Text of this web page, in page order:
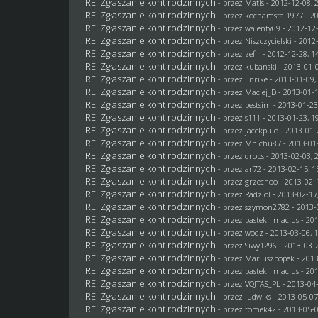
- przez Matis - 2012-12-08,
RE: Zgłaszanie kont rodzinnych - przez kochamstal1977 -
RE: Zgłaszanie kont rodzinnych - przezwalenty69 - 2012-
RE: Zgłaszanie kont rodzinnych - przez Niszczycielski -
RE: Zgłaszanie kont rodzinnych - przez zefir - 2012-12-28,
RE: Zgłaszanie kont rodzinnych - przez kubanski - 2013-01-
RE: Zgłaszanie kont rodzinnych - przez Enrike - 2013-01-
RE: Zgłaszanie kont rodzinnych - przez Maciej_D - 2013-01-
RE: Zgłaszanie kont rodzinnych - przez bestsim - 2013-01-
RE: Zgłaszanie kont rodzinnych - przezs111 - 2013-01-23,
RE: Zgłaszanie kont rodzinnych - przez jacekpulo - 2013-
RE: Zgłaszanie kont rodzinnych - przez Mnichu87 - 2013-
RE: Zgłaszanie kont rodzinnych - przezdrops - 2013-02-03,
RE: Zgłaszanie kont rodzinnych - przez ar72 - 2013-02-15,
RE: Zgłaszanie kont rodzinnych - przez grzechoo - 2013-02-
RE: Zgłaszanie kont rodzinnych - przez Radziol - 2013-02-
RE: Zgłaszanie kont rodzinnych - przezszymon2782 -
RE: Zgłaszanie kont rodzinnych - przez bastek i macius -
RE: Zgłaszanie kont rodzinnych - przezwodz - 2013-03-06,
RE: Zgłaszanie kont rodzinnych - przezSiwy1296 - 2013-03-
RE: Zgłaszanie kont rodzinnych - przez Mariuszpopek -
RE: Zgłaszanie kont rodzinnych - przez bastek i macius -
RE: Zgłaszanie kont rodzinnych - przezVOJTAS_PL - 2013-
RE: Zgłaszanie kont rodzinnych - przez ludwiks - 2013-05-
RE: Zgłaszanie kont rodzinnych - przeztomek42 - 2013-05-